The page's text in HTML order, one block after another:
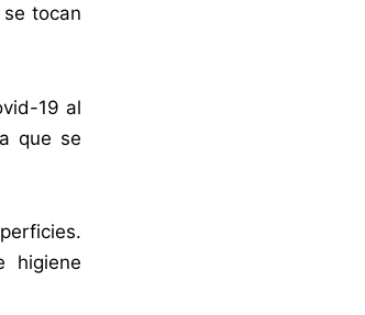
tocan
19 al
que se
higiene